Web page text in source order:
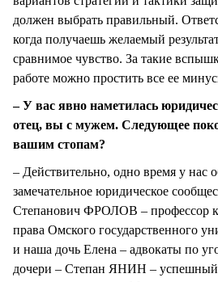
должен выбрать правильный.
когда получаешь желаемый
сравнимое чувство. За такие
работе можно простить все ее
– У вас явно наметилась
отец, вы с мужем. Следующее
вашим стопам?
– Действительно, одно время у нас
замечательное юридическое
Степанович ФРОЛОВ – профессор
права Омского государственного
и наша дочь Елена – адвокаты по
дочери – Степан ЯНИН – успешный